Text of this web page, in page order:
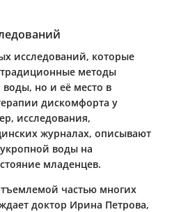
исследований, которые
методы
но и её место в
дискомфорта у
исследования,
журналах, описывают
воды на
младенцев.
частью многих
доктор Ирина Петрова,